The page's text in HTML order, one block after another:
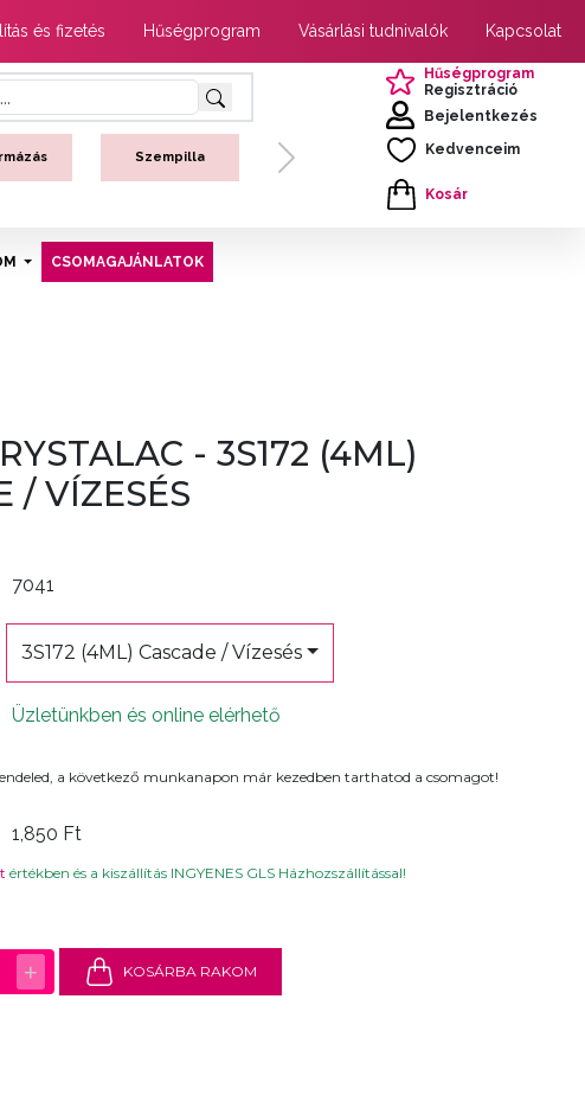
és fizetés Hűségprogram Vásárlási tudnivalók Kapcsolat
Szempilla
Next
Hűségprogram
Regisztráció
Bejelentkezés
Kedvenceim
Kosár
CSOMAGAJÁNLATOK
- 3S172 (4ML)
/ VÍZESÉS
7041
3S172 (4ML) Cascade / Vízesés
Üzletünkben és online elérhető
a következő munkanapon már kezedben tarthatod a csomagot!
1,850 Ft
értékben és a kiszállítás INGYENES GLS Házhozszállítással!
+ KOSÁRBA RAKOM